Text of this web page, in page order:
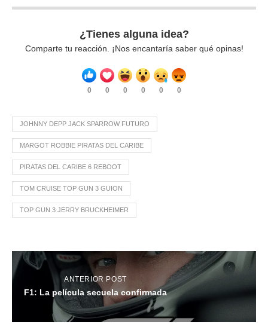
¿Tienes alguna idea?
Comparte tu reacción. ¡Nos encantaría saber qué opinas!
0 0 0 0 0 0
JOHNNY DEPP JACK SPARROW FUTURO
MARGOT ROBBIE PIRATAS DEL CARIBE
PIRATAS DEL CARIBE 6 REBOOT
TOM CRUISE TOP GUN 3 GUION
TOP GUN 3 JERRY BRUCKHEIMER
ANTERIOR POST
F1: La película secuela confirmada